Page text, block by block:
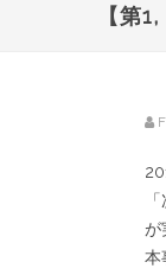
【第
が
本